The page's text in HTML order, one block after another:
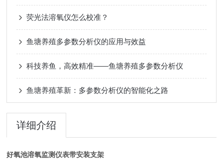
荧光法溶氧仪怎么校准？
鱼塘养殖多参数分析仪的应用与效益
科技养鱼，高效精准——鱼塘养殖多参数分析仪
鱼塘养殖革新：多参数分析仪的智能化之路
详细介绍
好氧池溶氧监测仪表带安装支架